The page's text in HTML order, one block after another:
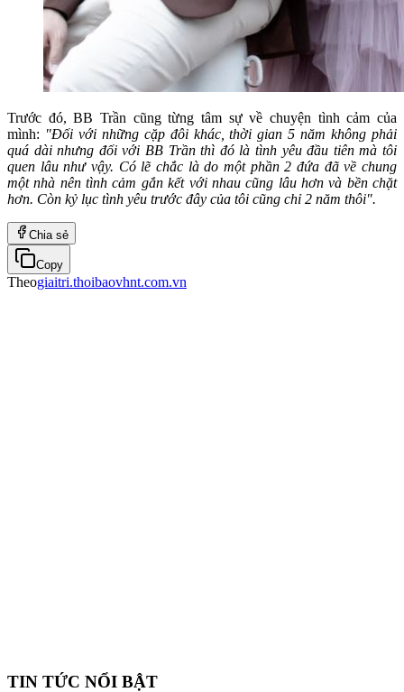
Trước đó, BB Trần cũng từng tâm sự về chuyện tình cảm của
mình: "Đối với những cặp đôi khác, thời gian 5 năm không phải
quá dài nhưng đối với BB Trần thì đó là tình yêu đầu tiên mà tôi
quen lâu như vậy. Có lẽ chắc là do một phần 2 đứa đã về chung
một nhà nên tình cảm gắn kết với nhau cũng lâu hơn và bền chặt
hơn. Còn kỷ lục tình yêu trước đây của tôi cũng chỉ 2 năm thôi".
Chia sẻ
Copy
Theogiaitri.thoibaovhnt.com.vn
TIN TỨC NỔI BẬT